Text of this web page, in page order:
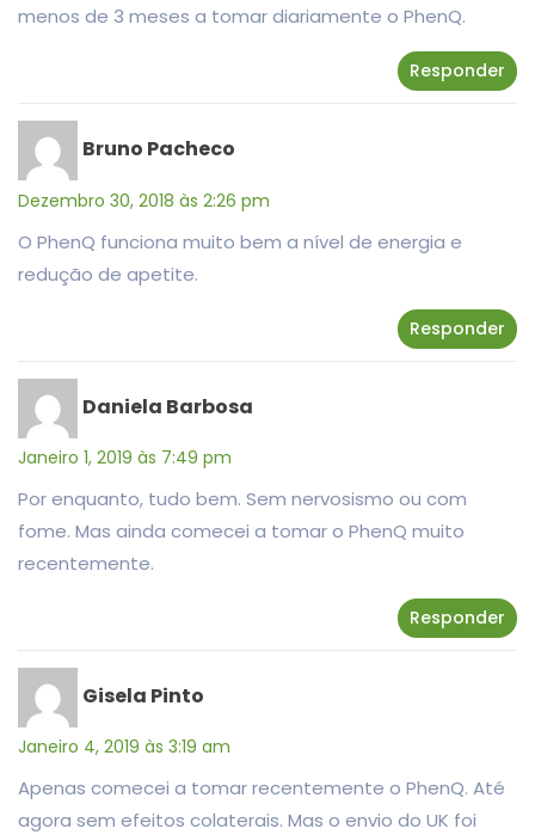
menos de 3 meses a tomar diariamente o PhenQ.
Responder
Bruno Pacheco
Dezembro 30, 2018 às 2:26 pm
O PhenQ funciona muito bem a nível de energia e
redução de apetite.
Responder
Daniela Barbosa
Janeiro 1, 2019 às 7:49 pm
Por enquanto, tudo bem. Sem nervosismo ou com
fome. Mas ainda comecei a tomar o PhenQ muito
recentemente.
Responder
Gisela Pinto
Janeiro 4, 2019 às 3:19 am
Apenas comecei a tomar recentemente o PhenQ. Até
agora sem efeitos colaterais. Mas o envio do UK foi